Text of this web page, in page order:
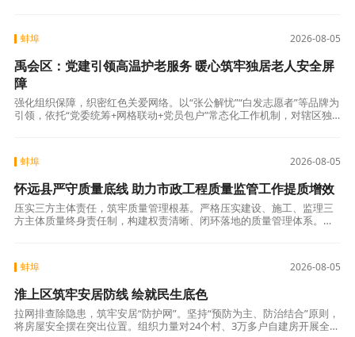
2026-08-05
蚌埠
禹会区：党建引领高温护老服务 暖心筑牢独居老人安全屏
障
强化组织保障，织密红色关爱网络。以“张公解忧”“白发志愿者”等品牌为
引领，依托“党委统筹+网格联动+党员包户”常态化工作机制，对辖区独
2026-08-05
蚌埠
怀远县严守质量底线 助力市政工程质量监管工作提质增效
压实三方主体责任，筑牢质量管理根基。严格压实建设、施工、监理三
方主体质量终身责任制，构建权责清晰、闭环落地的质量管理体系。今
2026-08-05
蚌埠
淮上区筑牢安居防线 绘就民生底色
拉网排查除隐患，筑牢安居“防护网”。坚持“预防为主、防治结合”原则，
将房屋安全摆在突出位置。组织力量对24个村、3万多户自建房开展全覆